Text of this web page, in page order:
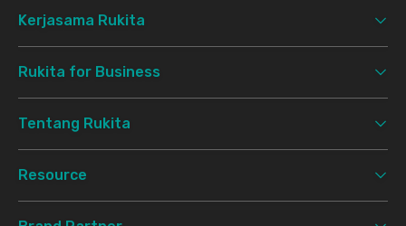
Kerjasama Rukita
Rukita for Business
Tentang Rukita
Resource